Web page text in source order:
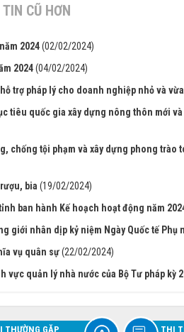
CŨ HƠN
2024(02/02/2024)
2024(04/02/2024)
trợ pháp lý cho doanh nghiệp nhỏ và
tiêu quốc gia xây dựng nông thôn mới
chống tội phạm và xây dựng phong trào
bia (19/02/2024)
ban hành Kế hoạch hoạt động năm
giới nhân dịp kỷ niệm Ngày Quốc tế Phụ
vụ quân sự(22/02/2024)
vực quản lý nhà nước của Bộ Tư pháp kỳ
THƯỜNG GẶP THI